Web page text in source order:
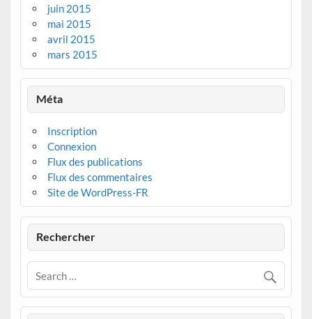
juin 2015
mai 2015
avril 2015
mars 2015
Méta
Inscription
Connexion
Flux des publications
Flux des commentaires
Site de WordPress-FR
Rechercher